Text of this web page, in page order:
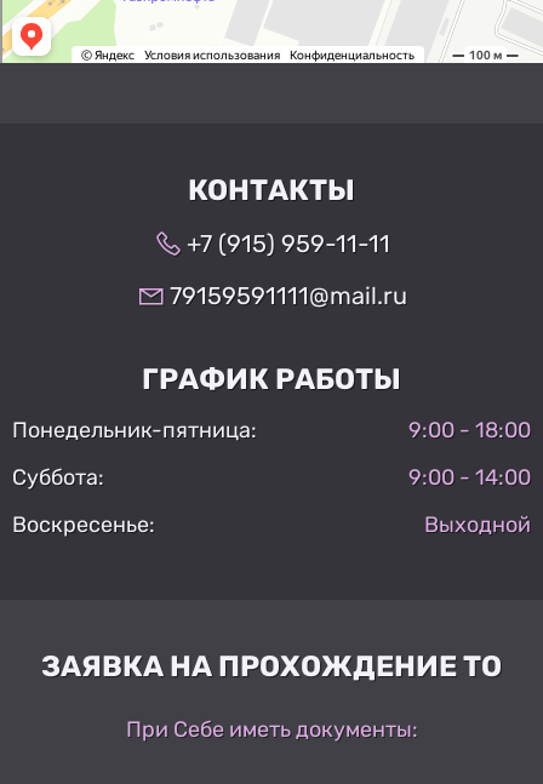
КОНТАКТЫ
+7 (915) 959-11-11
79159591111@mail.ru
ГРАФИК РАБОТЫ
Понедельник-пятница:
9:00 - 18:00
Суббота:
9:00 - 14:00
Воскресенье:
Выходной
ЗАЯВКА НА ПРОХОЖДЕНИЕ ТО
При Себе иметь документы: